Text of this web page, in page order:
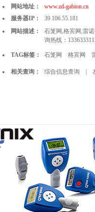
网站地址：
www.zd-gabion.cn
服务器IP：
39.106.55.181
网站描述：
石笼网,格宾网,雷
询热线：
TAG标签： 石笼网 格宾网
相关查询： 综合信息查询